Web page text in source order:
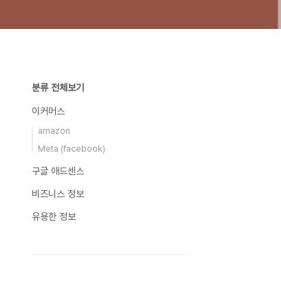
분류 전체보기
이커머스
amazon
Meta (facebook)
구글 애드센스
비즈니스 정보
유용한 정보